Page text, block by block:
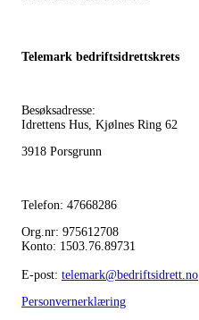
Telemark bedriftsidrettskrets
Besøksadresse:
Idrettens Hus, Kjølnes Ring 62
3918 Porsgrunn
Telefon: 47668286
Org.nr: 975612708
Konto: 1503.76.89731
E-post: telemark@bedriftsidrett.no
Personvernerklæring